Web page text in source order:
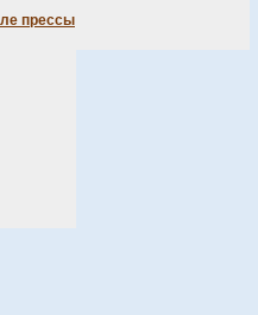
прессы
номеру 330-94-86